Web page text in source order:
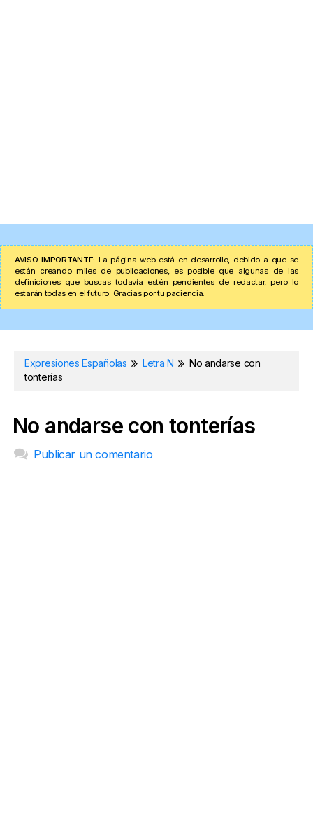
AVISO IMPORTANTE: La página web está en desarrollo, debido a que se
están creando miles de publicaciones, es posible que algunas de las
definiciones que buscas todavía estén pendientes de redactar, pero lo
estarán todas en el futuro. Gracias por tu paciencia.
Expresiones Españolas Letra N
No andarse con
tonterías
No andarse con tonterías
Publicar un comentario